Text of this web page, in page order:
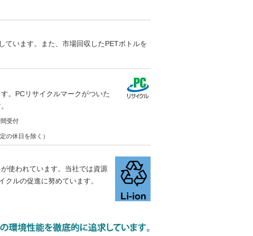
ています。また、市場回収したPETボトルを
。PCリサイクルマークがついた
受付
の休日を除く）
使われています。当社では資源
ルの促進に努めています。